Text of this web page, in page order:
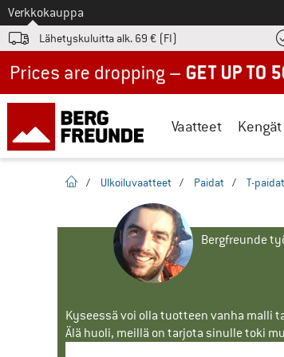
Tästä siirtyäksesi
Verkkokauppa
Lähetyskuluitta alk. 69 € (FI)
Vaatteet Kengät
Kotisivu
/ Ulkoiluvaatteet / Paidat / T-paidat
Bergfreunde
Kyseessä voi olla tuotteen vanha malli
Älä huoli, meillä on tarjota sinulle toki